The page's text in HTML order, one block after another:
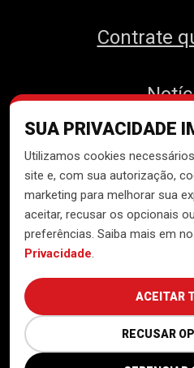
SUA PRIVACIDADE
Utilizamos cookies
site e, com sua autorização,
marketing para melhorar sua
aceitar, recusar os opcionais
preferências. Saiba mais em
Privacidade.
ACEITAR
RECUSAR
Contrate
Desenvolvido
Tecnologia